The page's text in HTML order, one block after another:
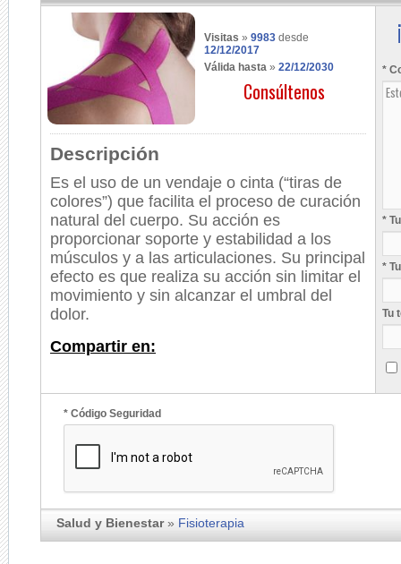
Visitas » 9983 desde
12/12/2017
Válida hasta » 22/12/2030
Consúltenos
Descripción
Es el uso de un vendaje o cinta (“tiras de
colores”) que facilita el proceso de curación
natural del cuerpo. Su acción es
proporcionar soporte y estabilidad a los
músculos y a las articulaciones. Su principal
efecto es que realiza su acción sin limitar el
movimiento y sin alcanzar el umbral del
dolor.
Compartir en:
*
*
*
Tu
* Código Seguridad
Salud y Bienestar» Fisioterapia